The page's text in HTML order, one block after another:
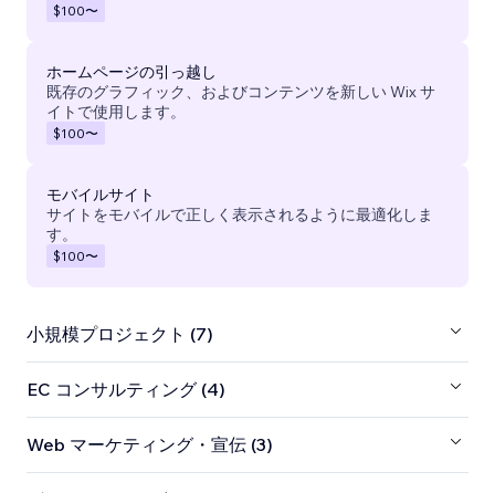
$100〜
ホームページの引っ越し
既存のグラフィック、およびコンテンツを新しい Wix サ
イトで使用します。
$100〜
モバイルサイト
サイトをモバイルで正しく表示されるように最適化しま
す。
$100〜
小規模プロジェクト (7)
EC コンサルティング (4)
Web マーケティング・宣伝 (3)